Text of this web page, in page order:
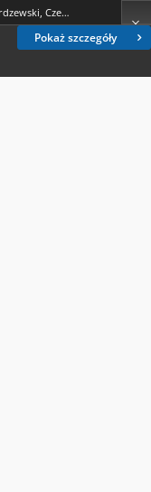
Pokaż szczegóły
Ryll-Nardzewski, Czesław (1893-1961).; Wojtkiewicz, Jadwiga.; Miturska, Maria.